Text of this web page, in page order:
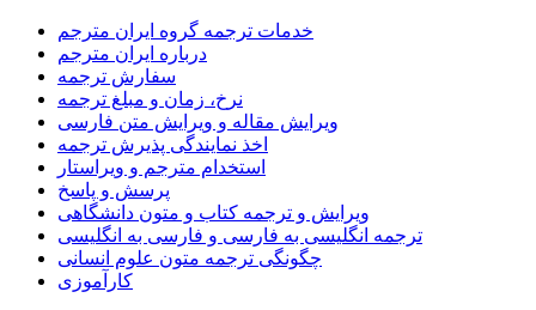
خدمات ترجمه گروه ایران مترجم
درباره ایران مترجم
سفارش ترجمه
نرخ، زمان و مبلغ ترجمه
ویرایش مقاله و ویرایش متن فارسی
اخذ نمایندگی پذیرش ترجمه
استخدام مترجم و ویراستار
پرسش و پاسخ
ویرایش و ترجمه کتاب و متون دانشگاهی
ترجمه انگلیسی به فارسی و فارسی به انگلیسی
چگونگی ترجمه متون علوم انسانی
کارآموزی